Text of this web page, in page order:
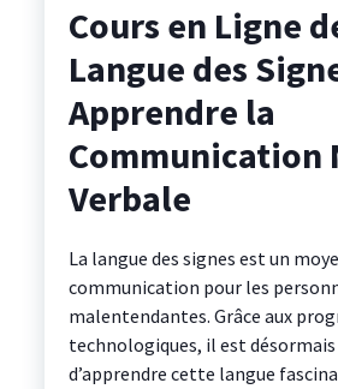
Cours en Ligne
Langue des
Apprendre la
Communication
Verbale
La langue des signes est un
communication pour les
malentendantes. Grâce aux
technologiques, il est
d’apprendre cette langue